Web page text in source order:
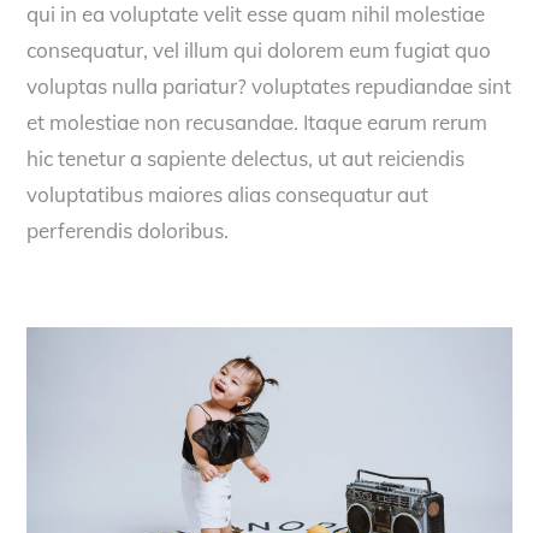
qui in ea voluptate velit esse quam nihil molestiae
consequatur, vel illum qui dolorem eum fugiat quo
voluptas nulla pariatur? voluptates repudiandae sint
et molestiae non recusandae. Itaque earum rerum
hic tenetur a sapiente delectus, ut aut reiciendis
voluptatibus maiores alias consequatur aut
perferendis doloribus.